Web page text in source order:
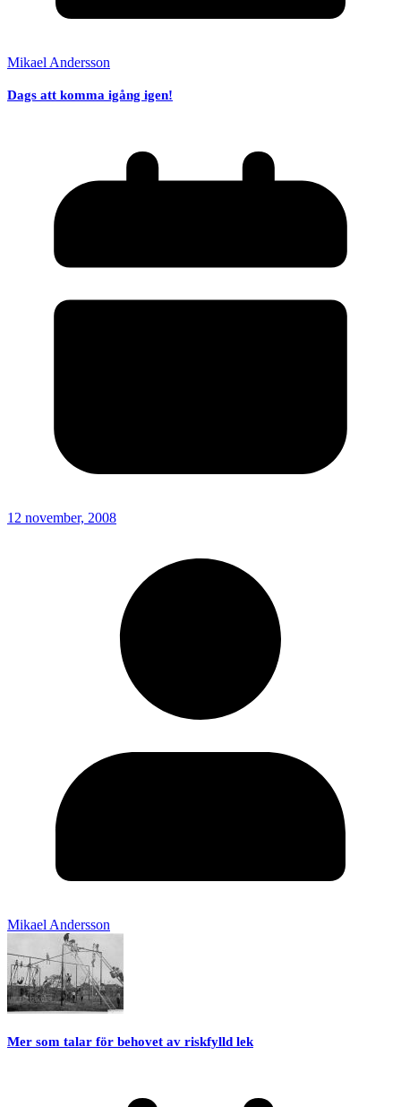
Mikael Andersson
Dags att komma igång igen!
12 november, 2008
Mikael Andersson
Mer som talar för behovet av riskfylld lek